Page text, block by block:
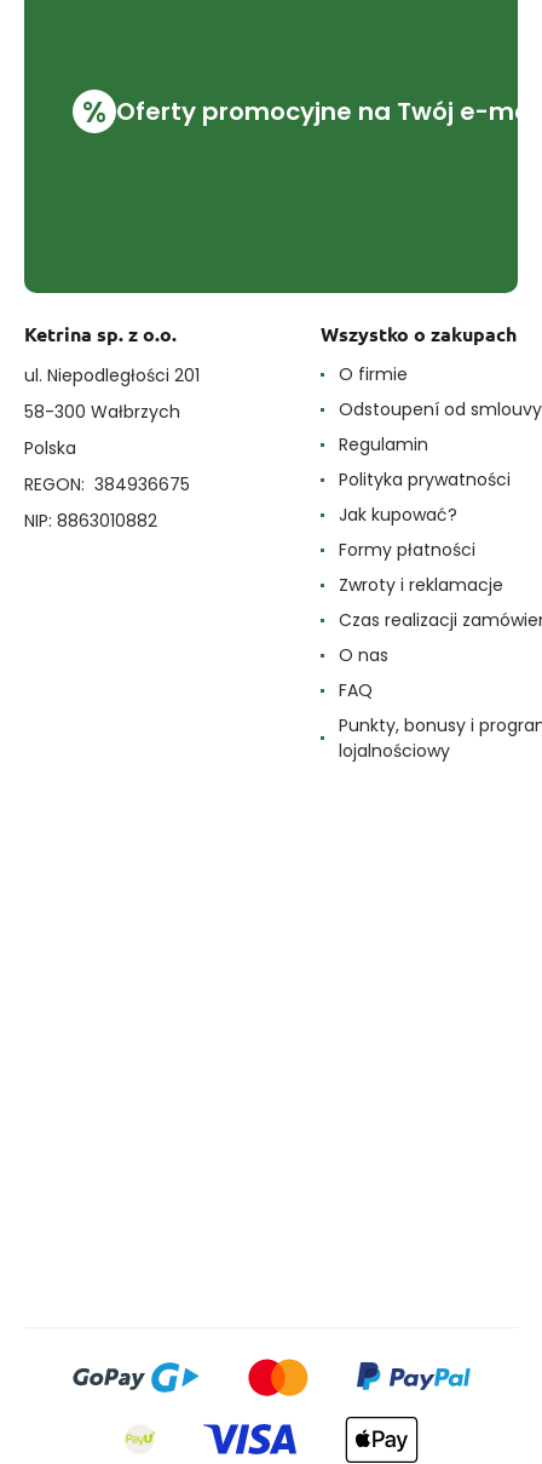
% Oferty promocyjne na Twój e-mail
Ketrina sp. z o.o.
ul. Niepodległości 201
58-300 Wałbrzych
Polska
REGON: 384936675
NIP: 8863010882
Wszystko o zakupach
O firmie
Odstoupení od smlouvy
Regulamin
Polityka prywatności
Jak kupować?
Formy płatności
Zwroty i reklamacje
Czas realizacji
O nas
FAQ
Punkty, bonusy i
lojalnościowy